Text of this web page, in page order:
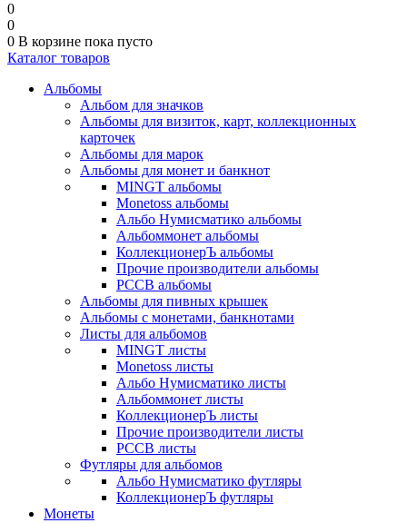
0
0
0 В корзине пока пусто
Каталог товаров
Альбомы
Альбом для значков
Альбомы для визиток, карт, коллекционных
карточек
Альбомы для марок
Альбомы для монет и банкнот
MINGT альбомы
Monetoss альбомы
Альбо Нумисматико альбомы
Альбоммонет альбомы
КоллекционерЪ альбомы
Прочие производители альбомы
РССВ альбомы
Альбомы для пивных крышек
Альбомы с монетами, банкнотами
Листы для альбомов
MINGT листы
Monetoss листы
Альбо Нумисматико листы
Альбоммонет листы
КоллекционерЪ листы
Прочие производители листы
РССВ листы
Футляры для альбомов
Альбо Нумисматико футляры
КоллекционерЪ футляры
Монеты